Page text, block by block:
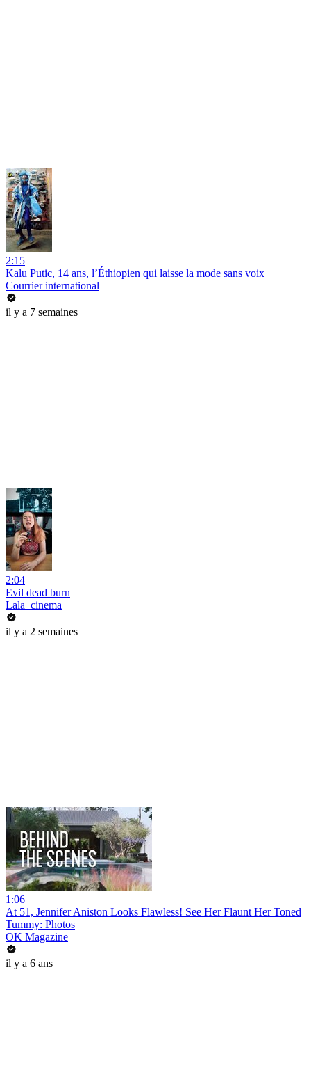
2:15
Kalu Putic, 14 ans, l’Éthiopien qui laisse la mode sans voix
Courrier international
il y a 7 semaines
2:04
Evil dead burn
Lala_cinema
il y a 2 semaines
1:06
At 51, Jennifer Aniston Looks Flawless! See Her Flaunt Her Toned
Tummy: Photos
OK Magazine
il y a 6 ans